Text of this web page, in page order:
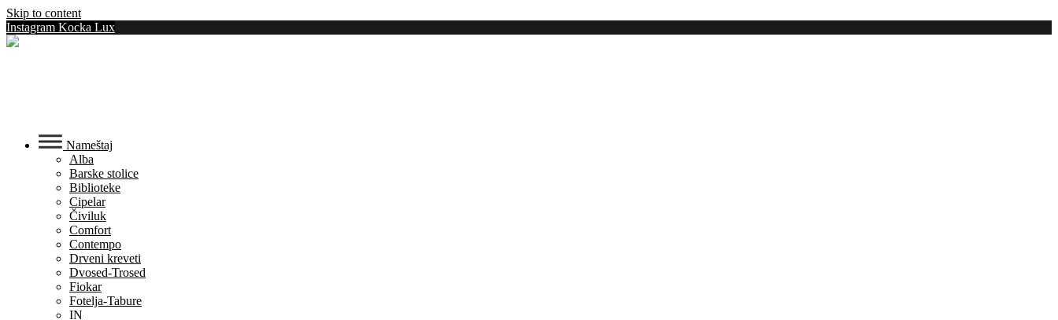
Skip to content
Instagram Kocka Lux
Nameštaj
Alba
Barske stolice
Biblioteke
Cipelar
Čiviluk
Comfort
Contempo
Drveni kreveti
Dvosed-Trosed
Fiokar
Fotelja-Tabure
IN